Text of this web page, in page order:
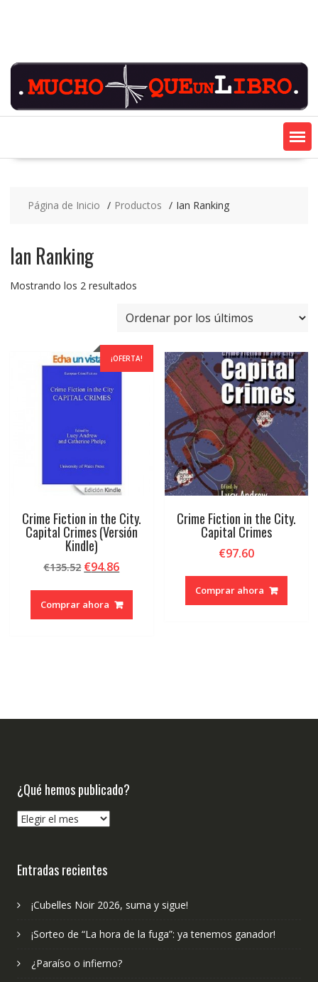
Página de Inicio Productos Ian Ranking
Ian Ranking
Mostrando los 2 resultadosOrdenado
los
¡OFERTA!
Crime Fiction in the City.
Capital Crimes (Versión
Kindle)
€135.52 El
original
era:
€94.86El
es:
Comprar ahora
Crime Fiction in the City.
Capital Crimes
€97.60
Comprar ahora
¿Qué hemos publicado?
¿Qué
Entradas recientes
¡Cubelles Noir 2026, suma y sigue!
¡Sorteo de “La hora de la fuga”: ya tenemos ganador!
¿Paraíso o infierno?